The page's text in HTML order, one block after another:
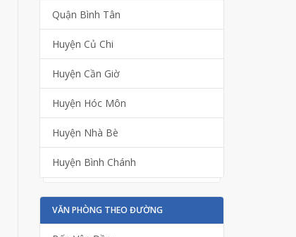
Quận Bình Tân
Huyện Củ Chi
Huyện Cần Giờ
Huyện Hóc Môn
Huyện Nhà Bè
Huyện Bình Chánh
VĂN PHÒNG THEO ĐƯỜNG